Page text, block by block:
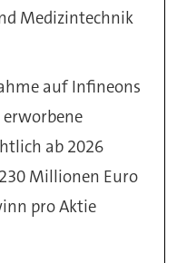
Medizintechnik
auf Infineons
ab 2026
Millionen Euro
pro Aktie